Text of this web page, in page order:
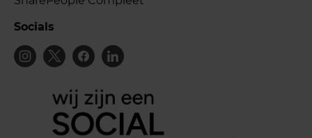
Socials